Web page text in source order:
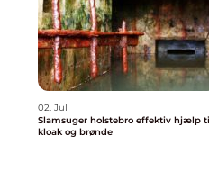
02. Jul
Slamsuger holstebro effektiv hjælp til
kloak og brønde